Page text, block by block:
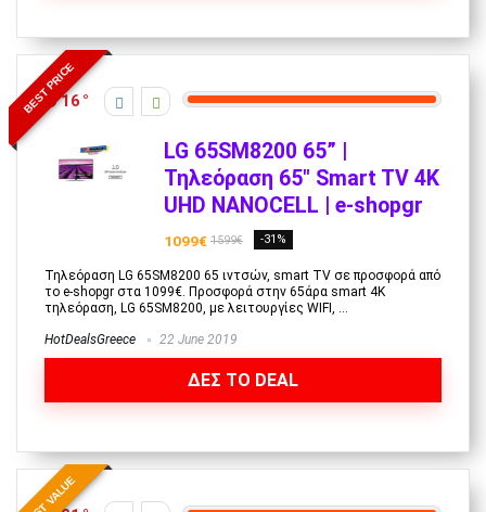
BEST PRICE
16
LG 65SM8200 65” |
Τηλεόραση 65″ Smart TV 4Κ
UHD NANOCELL | e-shopgr
1099€ 1599€ -31%
Τηλεόραση LG 65SM8200 65 ιντσών, smart TV σε προσφορά από
το e-shopgr στα 1099€. Προσφορά στην 65άρα smart 4Κ
τηλεόραση, LG 65SM8200, με λειτουργίες WIFI, ...
HotDealsGreece 22 June 2019
ΔΕΣ ΤΟ DEAL